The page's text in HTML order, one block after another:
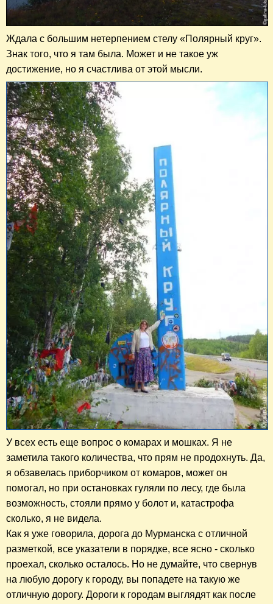
Ждала с большим нетерпением стелу «Полярный круг».
Знак того, что я там была. Может и не такое уж
достижение, но я счастлива от этой мысли.
У всех есть еще вопрос о комарах и мошках. Я не
заметила такого количества, что прям не продохнуть. Да,
я обзавелась приборчиком от комаров, может он
помогал, но при остановках гуляли по лесу, где была
возможность, стояли прямо у болот и, катастрофа
сколько, я не видела.
Как я уже говорила, дорога до Мурманска с отличной
разметкой, все указатели в порядке, все ясно - сколько
проехал, сколько осталось. Но не думайте, что свернув
на любую дорогу к городу, вы попадете на такую же
отличную дорогу. Дороги к городам выглядят как после